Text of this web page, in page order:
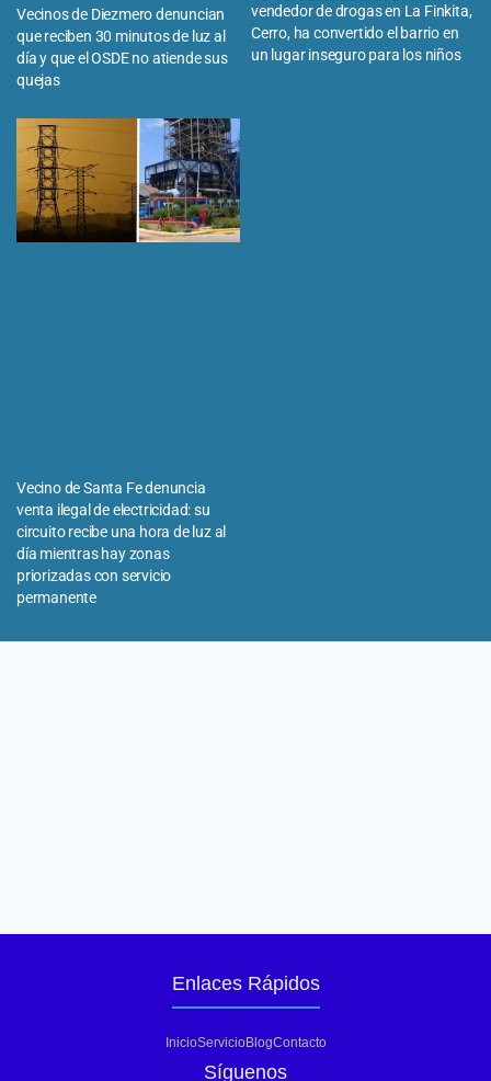
Vecinos de Diezmero denuncian
que reciben 30 minutos de luz al
día y que el OSDE no atiende sus
quejas
vendedor de drogas en La Finkita,
Cerro, ha convertido el barrio en
un lugar inseguro para los niños
Vecino de Santa Fe denuncia
venta ilegal de electricidad: su
circuito recibe una hora de luz al
día mientras hay zonas
priorizadas con servicio
permanente
Enlaces Rápidos
InicioServicioBlogContacto
Síguenos